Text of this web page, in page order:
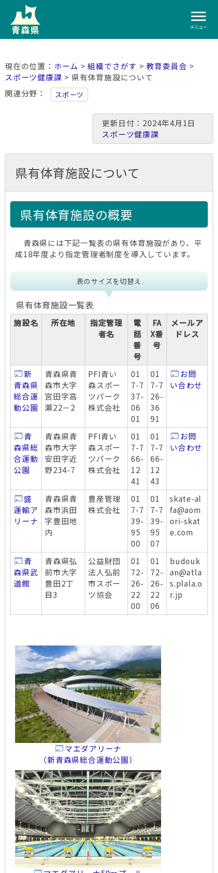
メニュー
ホーム >組織でさがす > 教育委員会 >
スポーツ健康課 > 県有体育施設について
関連分野
スポーツ
更新日付：2024年4月1日
スポーツ健康課
県有体育施設について
県有体育施設の概要
青森県には下記一覧表の県有体育施設があり、平
成18年度より指定管理者制度を導入しています。
表のサイズを切替え
県有体育施設一覧表
施設名 所在地
指定管理
者名
電
話
番
号
FA
X番
号
メールア
ドレス
新
青森県
総合運
動公園
青森県青
森市大字
宮田字高
瀬22－2
PFI青い
森スポー
ツパーク
株式会社
01
7-7
37-
06
01
01
7-7
26-
36
91
お問
い合わせ
青
森県総
合運動
公園
青森県青
森市大字
安田字近
野234-7
PFI青い
森スポー
ツパーク
株式会社
01
7-7
66-
12
41
01
7-7
66-
12
43
お問
い合わせ
盛
運輸ア
リーナ
青森県青
森市浜田
字豊田地
内
豊産管理
株式会社
01
7-7
39-
95
00
01
7-7
39-
95
07
skate-al
fa@aom
ori-skat
e.com
青
森県武
道館
青森県弘
前市大字
豊田2丁
目3
公益財団
法人弘前
市スポー
ツ協会
01
72-
26-
22
00
01
72-
26-
22
06
budouk
an@atla
s.plala.o
r.jp
マエダアリーナ
（新青森県総合運動公園）